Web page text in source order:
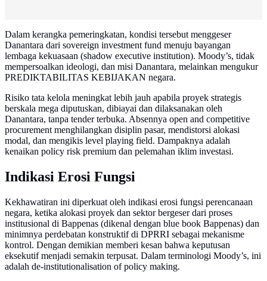
Dalam kerangka pemeringkatan, kondisi tersebut menggeser
Danantara dari sovereign investment fund menuju bayangan
lembaga kekuasaan (shadow executive institution). Moody’s, tidak
mempersoalkan ideologi, dan misi Danantara, melainkan mengukur
PREDIKTABILITAS KEBIJAKAN negara.
Risiko tata kelola meningkat lebih jauh apabila proyek strategis
berskala mega diputuskan, dibiayai dan dilaksanakan oleh
Danantara, tanpa tender terbuka. Absennya open and competitive
procurement menghilangkan disiplin pasar, mendistorsi alokasi
modal, dan mengikis level playing field. Dampaknya adalah
kenaikan policy risk premium dan pelemahan iklim investasi.
Indikasi Erosi Fungsi
Kekhawatiran ini diperkuat oleh indikasi erosi fungsi perencanaan
negara, ketika alokasi proyek dan sektor bergeser dari proses
institusional di Bappenas (dikenal dengan blue book Bappenas) dan
minimnya perdebatan konstruktif di DPRRI sebagai mekanisme
kontrol. Dengan demikian memberi kesan bahwa keputusan
eksekutif menjadi semakin terpusat. Dalam terminologi Moody’s, ini
adalah de-institutionalisation of policy making.